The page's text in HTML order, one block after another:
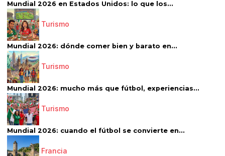
Mundial 2026 en Estados Unidos: lo que los...
Turismo
Mundial 2026: dónde comer bien y barato en...
Turismo
Mundial 2026: mucho más que fútbol, experiencias...
Turismo
Mundial 2026: cuando el fútbol se convierte en...
Francia